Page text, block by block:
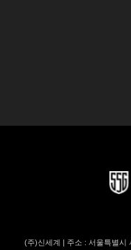
(주)신세계 | 주소 : 서울특별시